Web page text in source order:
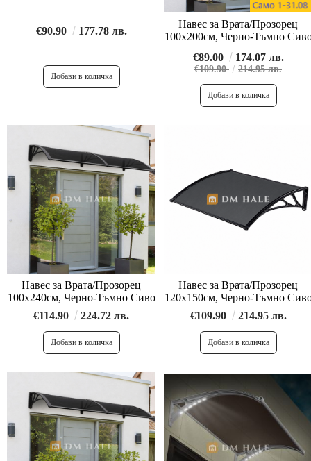
€90.90 177.78 лв.
Навес за Врата/Прозорец
100х200см, Черно-Тъмно
€89.00
174.07 лв.
€109.90 214.95 лв.
Навес за Врата/Прозорец
100х240см, Черно-Тъмно Сиво
€114.90
224.72 лв.
Навес за Врата/Прозорец
120х150см, Черно-Тъмно
€109.90
214.95 лв.